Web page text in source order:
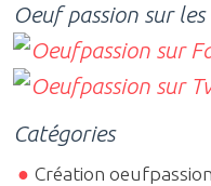
Oeuf passion sur
Catégories
Création oeufpassion